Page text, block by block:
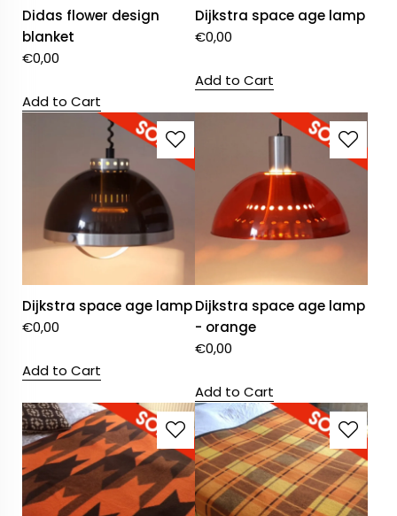
Didas flower design
blanket
€0,00
Add to Cart
Dijkstra space age lamp
€0,00
Add to Cart
Dijkstra space age lamp
€0,00
Add to Cart
Dijkstra space age lamp
- orange
€0,00
Add to Cart